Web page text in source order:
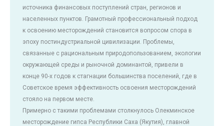
источника финансовых поступлений стран, регионов и
населенных пунктов. Грамотный профессиональный подход
к освоению месторождений становится вопросом спора в
эпоху постиндустриальной цивилизации. Проблемы,
связанные с рациональным природопользованием, экологии
окружающей среды и рыночной доминантой, привели в
конце 90-х годов к стагнации большинства поселений, где в
Советское время эффективность освоения месторождений
стояло на первом месте.
Примерно с такими проблемами столкнулось Олекминское
месторождение гипса Республики Саха (Якутия), главной